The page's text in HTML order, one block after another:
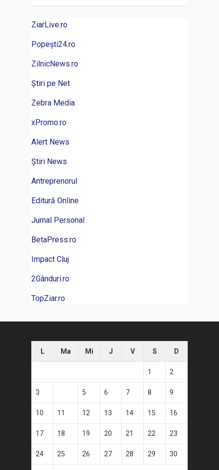
ZiarLive.ro
Popești24.ro
ZilnicNews.ro
Știri pe Net
Zebra Media
xPromo.ro
Alert News
Știri News
Antreprenorul
Editură Online
Jurnal Personal
BetaPress.ro
Impact Cluj
2Gânduri.ro
TopZiar.ro
L Ma Mi J V S D
1 2
3 5 6 7 8 9
10 11 12 13 14 15 16
17 18 19 20 21 22 23
24 25 26 27 28 29 30